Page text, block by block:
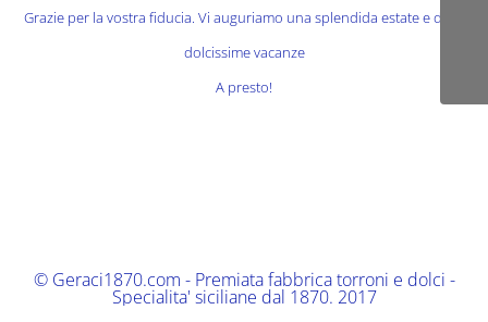
Grazie per la vostra fiducia. Vi auguriamo una splendida estate e delle
dolcissime vacanze
A presto!
© Geraci1870.com - Premiata fabbrica torroni e dolci -
Specialita' siciliane dal 1870. 2017